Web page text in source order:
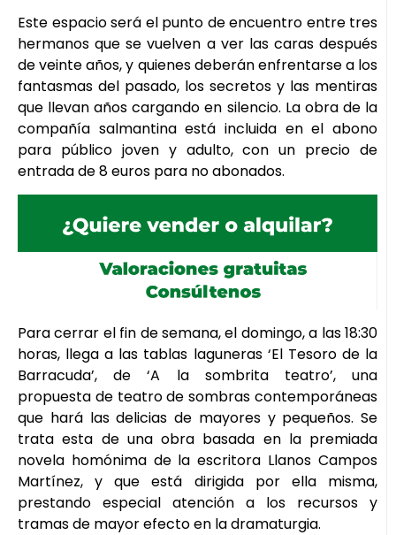
Este espacio será el punto de encuentro entre tres
hermanos que se vuelven a ver las caras después
de veinte años, y quienes deberán enfrentarse a los
fantasmas del pasado, los secretos y las mentiras
que llevan años cargando en silencio. La obra de la
compañía salmantina está incluida en el abono
para público joven y adulto, con un precio de
entrada de 8 euros para no abonados.
Para cerrar el fin de semana, el domingo, a las 18:30
horas, llega a las tablas laguneras ‘El Tesoro de la
Barracuda’, de ‘A la sombrita teatro’, una
propuesta de teatro de sombras contemporáneas
que hará las delicias de mayores y pequeños. Se
trata esta de una obra basada en la premiada
novela homónima de la escritora Llanos Campos
Martínez, y que está dirigida por ella misma,
prestando especial atención a los recursos y
tramas de mayor efecto en la dramaturgia.